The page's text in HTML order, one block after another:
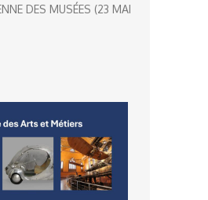
DES MUSÉES (23 MAI